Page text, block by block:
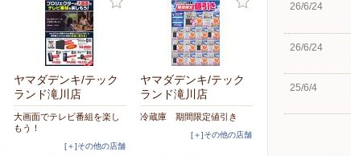
ヤマダデンキ/テック
ランド滝川店
大画面でテレビ番組を楽し
もう！
[＋]その他の店舗
ヤマダデンキ/テック
ランド滝川店
冷蔵庫 期間限定値引き
[＋]その他の店舗
26/6/24
26/6/24
25/6/4